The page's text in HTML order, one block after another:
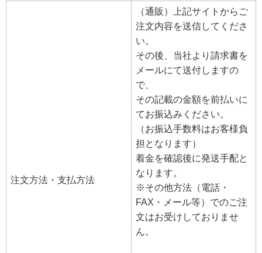
注文方法・支払方法
（通販）上記サイトからご
注文内容を送信してくださ
い。
その後、当社より請求書を
メールにて送付しますの
で、
その記載の金額を前払いに
てお振込みください。
（お振込手数料はお客様負
担となります）
着金を確認後に発送手配と
なります。
※その他方法（電話・
FAX・メール等）でのご注
文はお受けしておりませ
ん。